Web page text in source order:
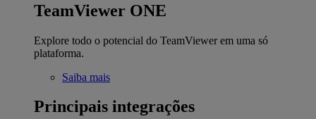
TeamViewer ONE
Explore todo o potencial do TeamViewer em uma só
plataforma.
Saiba mais
Principais integrações